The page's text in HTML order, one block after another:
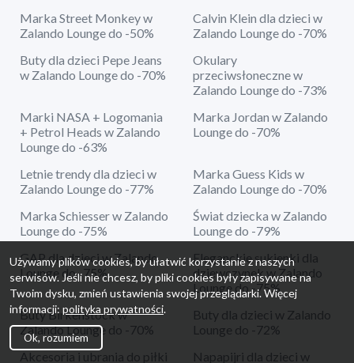
Marka Street Monkey w
Zalando Lounge do -50%
Calvin Klein dla dzieci w
Zalando Lounge do -70%
Buty dla dzieci Pepe Jeans
w Zalando Lounge do -70%
Okulary
przeciwsłoneczne w
Zalando Lounge do -73%
Marki NASA + Logomania
+ Petrol Heads w Zalando
Lounge do -63%
Marka Jordan w Zalando
Lounge do -70%
Letnie trendy dla dzieci w
Zalando Lounge do -77%
Marka Guess Kids w
Zalando Lounge do -70%
Marka Schiesser w Zalando
Lounge do -75%
Świat dziecka w Zalando
Lounge do -79%
GAP dla dzieci w Zalando
Lounge do -75%
Eleganckie sukienki dla
dziewczynek w Zalando
Lounge do -75%
Buty Birkenstock w
Zalando Lounge do -70%
Buty dla dzieci w Zalando
Lounge do -72%
Akcesoria i ubrania do piłki
Napapijri dla dzieci w
Używamy plików cookies, by ułatwić korzystanie z naszych
serwisów. Jeśli nie chcesz, by pliki cookies były zapisywane na
Twoim dysku, zmień ustawienia swojej przeglądarki. Więcej
informacji: polityka prywatności.
Ok, rozumiem